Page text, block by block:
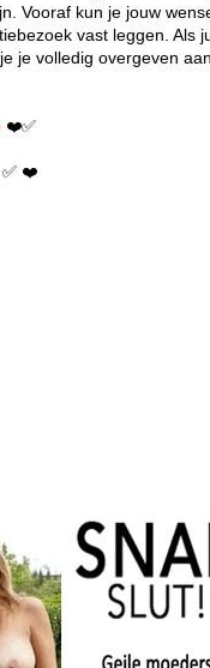
Vooraf kun je jouw
vast leggen. Als
je volledig overgeven
❤️✅
✅ ❤️